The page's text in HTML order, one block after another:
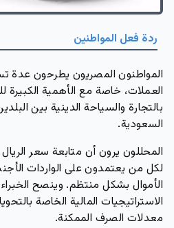
ردة فعل المواطنين
المواطنون المصريون يطرحون عدة
العملات، خاصة مع الأهمية الكبيرة
بالتجارة والسياحة الدينية بين
السعودية.
المحللون يرون أن متابعة سعر
لكل من يعتمدون على الواردات
الأموال بشكل منتظم. وينصح
الاستراتيجيات المالية الخاصة
معدلات الصرف الممكنة.